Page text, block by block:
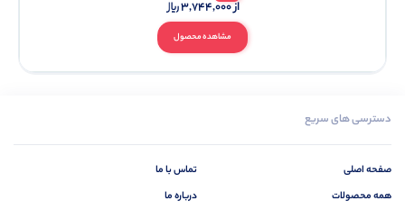
مشاهده محصول
از3,744,000
دسترسی های سریع
صفحه اصلی
همه محصولات
تماس با ما
درباره ما